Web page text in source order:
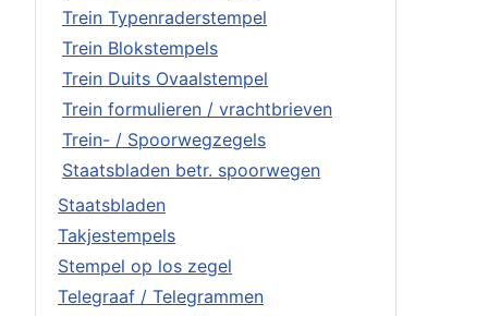
Trein Typenraderstempel
Trein Blokstempels
Trein Duits Ovaalstempel
Trein formulieren / vrachtbrieven
Trein- / Spoorwegzegels
Staatsbladen betr. spoorwegen
Staatsbladen
Takjestempels
Stempel op los zegel
Telegraaf / Telegrammen